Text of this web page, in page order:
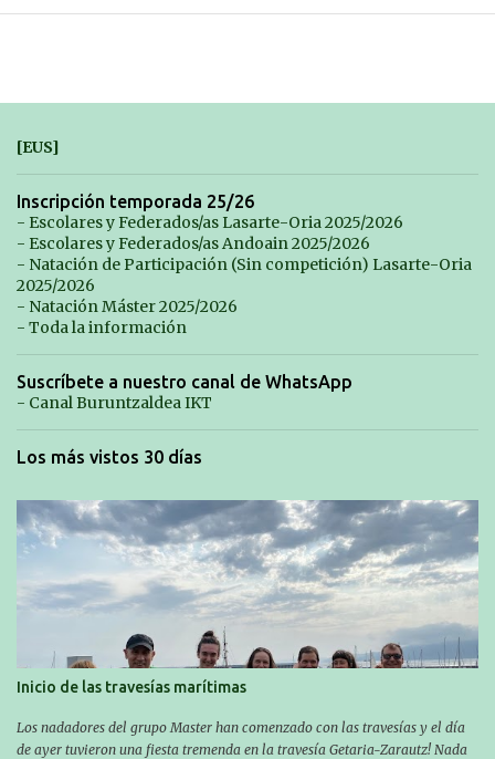
[EUS]
Inscripción temporada 25/26
- Escolares y Federados/as Lasarte-Oria 2025/2026
- Escolares y Federados/as Andoain 2025/2026
- Natación de Participación (Sin competición) Lasarte-Oria
2025/2026
- Natación Máster 2025/2026
- Toda la información
Suscríbete a nuestro canal de WhatsApp
- Canal Buruntzaldea IKT
Los más vistos 30 días
Inicio de las travesías marítimas
Los nadadores del grupo Master han comenzado con las travesías y el día
de ayer tuvieron una fiesta tremenda en la travesía Getaria-Zarautz! Nada